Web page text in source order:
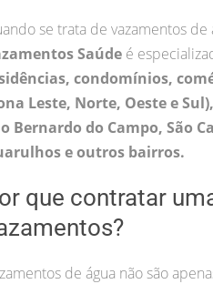
se trata de vazamentos
Saúde é
condomínios,
Leste, Norte, Oeste e
Bernardo do Campo, São
e outros bairros.
que contratar
de água não são